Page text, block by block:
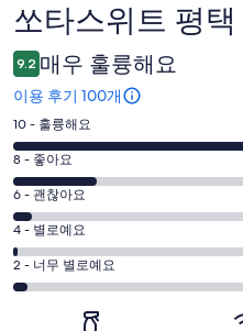
이
용
후
기
쏘타스위트 평
9.2 매우 훌륭해요
이용 후기 100개
평
점
10
-
훌
륭
해
요.
10 - 훌륭해요
평
점
8
-
좋
아
8 - 좋아요
평
점
6
-
괜
6 - 괜찮아요
평
점
4
4 - 별로예요
평
점
2 - 너무 별로예요